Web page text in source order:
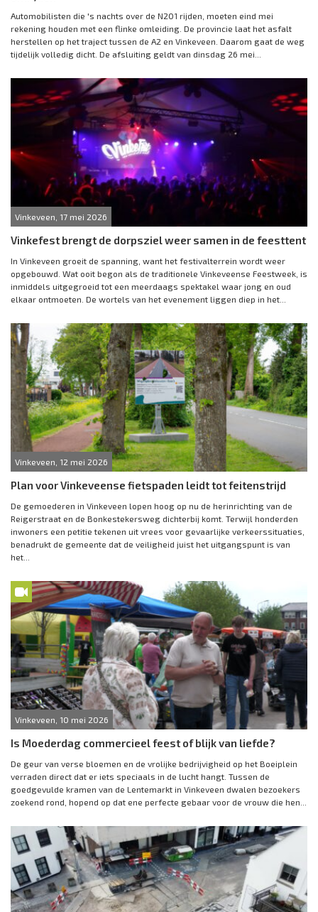
Automobilisten die 's nachts over de N201 rijden, moeten eind mei
rekening houden met een flinke omleiding. De provincie laat het asfalt
herstellen op het traject tussen de A2 en Vinkeveen. Daarom gaat de weg
tijdelijk volledig dicht. De afsluiting geldt van dinsdag 26 mei...
Vinkeveen, 17 mei 2026
Vinkefest brengt de dorpsziel weer samen in de feesttent
In Vinkeveen groeit de spanning, want het festivalterrein wordt weer
opgebouwd. Wat ooit begon als de traditionele Vinkeveense Feestweek, is
inmiddels uitgegroeid tot een meerdaags spektakel waar jong en oud
elkaar ontmoeten. De wortels van het evenement liggen diep in het...
Vinkeveen, 12 mei 2026
Plan voor Vinkeveense fietspaden leidt tot feitenstrijd
De gemoederen in Vinkeveen lopen hoog op nu de herinrichting van de
Reigerstraat en de Bonkestekersweg dichterbij komt. Terwijl honderden
inwoners een petitie tekenen uit vrees voor gevaarlijke verkeerssituaties,
benadrukt de gemeente dat de veiligheid juist het uitgangspunt is van
het...
Vinkeveen, 10 mei 2026
Is Moederdag commercieel feest of blijk van liefde?
De geur van verse bloemen en de vrolijke bedrijvigheid op het Boeiplein
verraden direct dat er iets speciaals in de lucht hangt. Tussen de
goedgevulde kramen van de Lentemarkt in Vinkeveen dwalen bezoekers
zoekend rond, hopend op dat ene perfecte gebaar voor de vrouw die hen...